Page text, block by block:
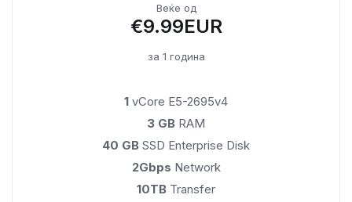
Веќе од
€9.99EUR
за 1 година
1 vCore E5-2695v4
3 GB RAM
40 GB SSD Enterprise Disk
2Gbps Network
10TB Transfer